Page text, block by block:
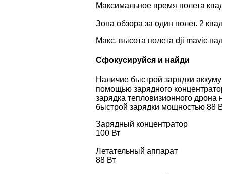
Максимальное время полета
Зона обзора за один полет. 2
Макс. высота полета dji mavic
Сфокусируйся и найди
Наличие быстрой зарядки
помощью зарядного
зарядка тепловизионного дрона
быстрой зарядки мощностью 88
Зарядный концентратор
100 Вт
Летательный аппарат
88 Вт